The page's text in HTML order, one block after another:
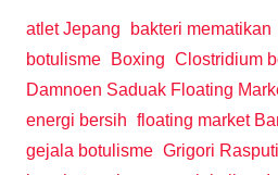
atlet Jepang bakteri mematikan
botulisme
Boxing Clostridium
Damnoen Saduak Floating
energi bersih floating market
gejala botulisme Grigori